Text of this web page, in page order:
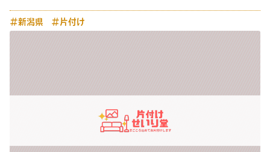
＃新潟県 ＃片付け